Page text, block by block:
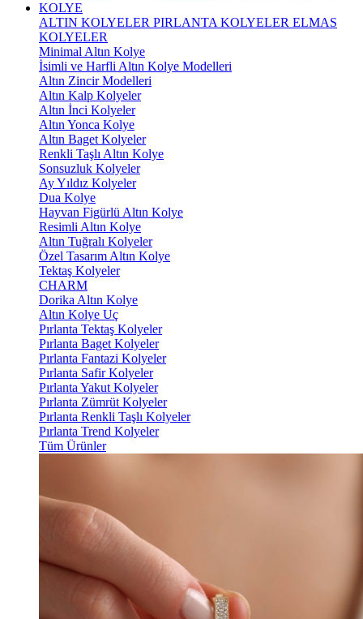
KOLYE
ALTIN KOLYELER PIRLANTA KOLYELER ELMAS
KOLYELER
Minimal Altın Kolye
İsimli ve Harfli Altın Kolye Modelleri
Altın Zincir Modelleri
Altın Kalp Kolyeler
Altın İnci Kolyeler
Altın Yonca Kolye
Altın Baget Kolyeler
Renkli Taşlı Altın Kolye
Sonsuzluk Kolyeler
Ay Yıldız Kolyeler
Dua Kolye
Hayvan Figürlü Altın Kolye
Resimli Altın Kolye
Altın Tuğralı Kolyeler
Özel Tasarım Altın Kolye
Tektaş Kolyeler
CHARM
Dorika Altın Kolye
Altın Kolye Uç
Pırlanta Tektaş Kolyeler
Pırlanta Baget Kolyeler
Pırlanta Fantazi Kolyeler
Pırlanta Safir Kolyeler
Pırlanta Yakut Kolyeler
Pırlanta Zümrüt Kolyeler
Pırlanta Renkli Taşlı Kolyeler
Pırlanta Trend Kolyeler
Tüm Ürünler